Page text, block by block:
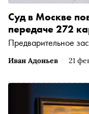
Иван Адоньев 21
Суд в Москве
передаче 272
Предварительное